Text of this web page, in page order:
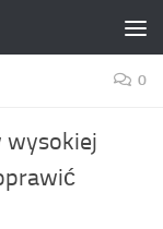
0
wysokiej